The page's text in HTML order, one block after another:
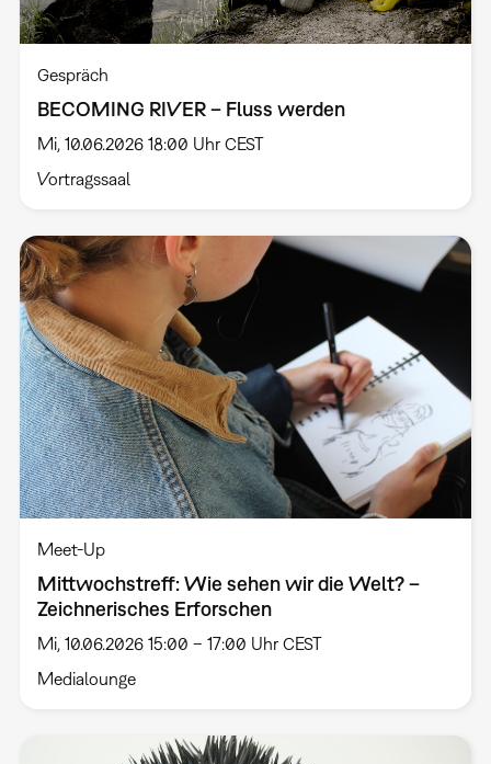
Gespräch
BECOMING RIVER – Fluss werden
Mi, 10.06.2026 18:00 Uhr CEST
Vortragssaal
Meet-Up
Mittwochstreff: Wie sehen wir die Welt? –
Zeichnerisches Erforschen
Mi, 10.06.2026 15:00 – 17:00 Uhr CEST
Medialounge